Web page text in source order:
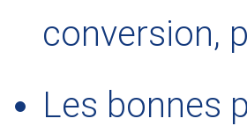
conversion,
Les bonnes